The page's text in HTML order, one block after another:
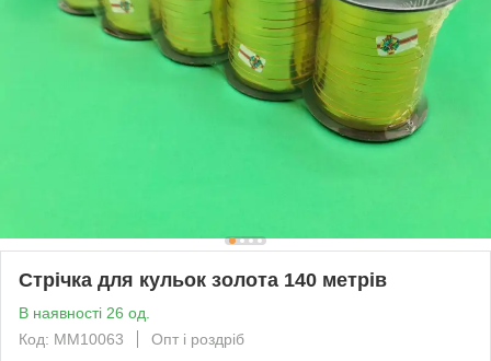
Стрічка для кульок золота 140 метрів
В наявності 26 од.
Код: ММ10063
Опт і роздріб